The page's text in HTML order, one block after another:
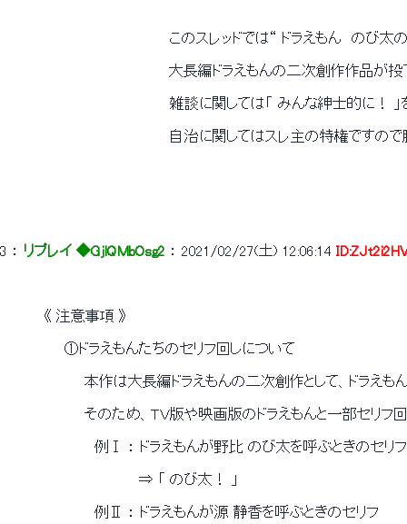
このスレッドでは“ ドラえもん　のび太の異
大長編ドラえもんの二次創作作品が投下さ
雑談に関しては「 みんな紳士的に！ 」を合言葉
自治に関してはスレ主の特権ですので勝手な
3 ： リプレイ ◆GjlQMbOsg2 ： 2021/02/27(土) 12:06:14
《 注意事項 》
①ドラえもんたちのセリフ回しについて
本作は大長編ドラえもんの二次創作として、ドラえもんた
そのため、ＴＶ版や映画版のドラえもんと一部セリフ回し
例Ⅰ ： ドラえもんが野比 のび太を呼ぶときのセリ
⇒ 「 のび太！ 」
例Ⅱ ： ドラえもんが源 静香を呼ぶときのセリフ